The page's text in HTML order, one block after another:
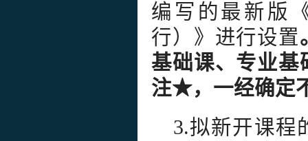
编写的最新版
行）》进行设置
基础课、专业基
注★，一经确定
3.拟新开课程